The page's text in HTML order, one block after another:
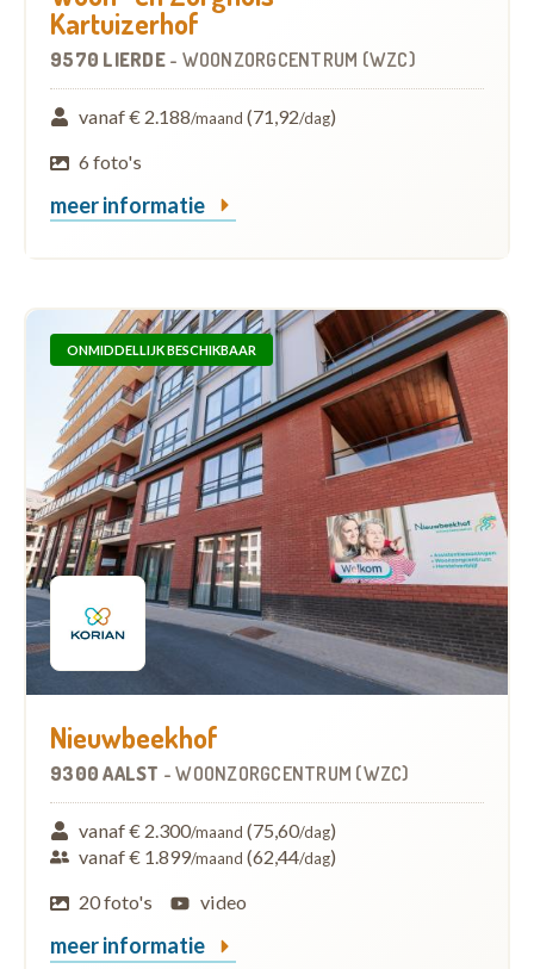
Kartuizerhof
9570 LIERDE - WOONZORGCENTRUM (WZC)
vanaf € 2.188/maand (71,92/dag)
6 foto's
meer informatie
ONMIDDELLIJK BESCHIKBAAR
Nieuwbeekhof
9300 AALST -WOONZORGCENTRUM (WZC)
vanaf € 2.300/maand (75,60/dag)
vanaf € 1.899/maand (62,44/dag)
20 foto's
video
meer informatie